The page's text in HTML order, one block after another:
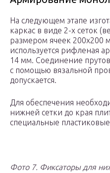
На следующем этапе
каркас в виде 2-х сеток
размером ячеек 200х200
используется рифленая
14 мм. Соединение
с помощью вязальной
допускается.
Для обеспечения
нижней сетки до края
специальные
Фото 7. Фиксаторы для